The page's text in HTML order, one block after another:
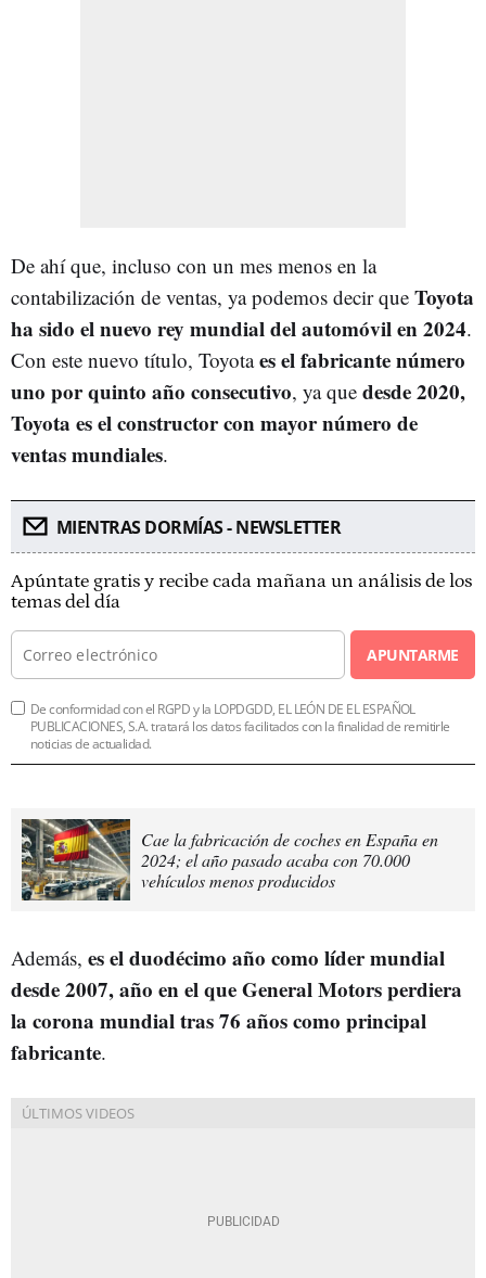
De ahí que, incluso con un mes menos en la
contabilización de ventas, ya podemos decir que Toyota
ha sido el nuevo rey mundial del automóvil en 2024.
Con este nuevo título, Toyotaes el fabricante número
uno por quinto año consecutivo, ya que desde 2020,
Toyota es el constructor con mayor número de
ventas mundiales.
MIENTRAS DORMÍAS - NEWSLETTER
Apúntate gratis y recibe cada mañana un análisis de los
temas del día
APUNTARME
De conformidad con el RGPD y la LOPDGDD, EL LEÓN DE EL ESPAÑOL
PUBLICACIONES, S.A. tratará los datos facilitados con la finalidad de remitirle
noticias de actualidad.
Cae la fabricación de coches en España en
2024; el año pasado acaba con 70.000
vehículos menos producidos
Además, es el duodécimo año como líder mundial
desde 2007, año en el que General Motors perdiera
la corona mundial tras 76 años como principal
fabricante.